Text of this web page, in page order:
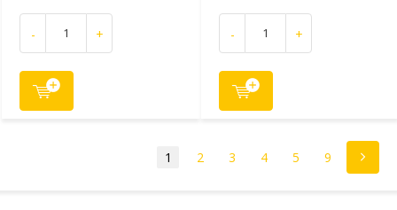
- + - +
1 2 3 4 5 9